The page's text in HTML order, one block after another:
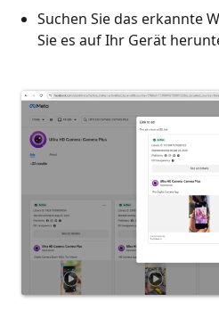
Suchen Sie das erkannte
Sie es auf Ihr Gerät